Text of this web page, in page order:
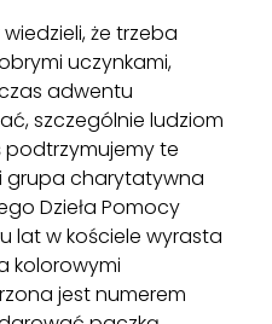
że trzeba
uczynkami,
adwentu
szczególnie ludziom
podtrzymujemy te
grupa charytatywna
Dzieła Pomocy
lat w kościele wyrasta
kolorowymi
jest numerem